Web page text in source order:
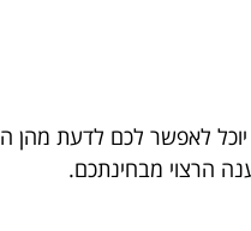
יוכל לאפשר לכם לדעת
הרצוי מבחינתכם.